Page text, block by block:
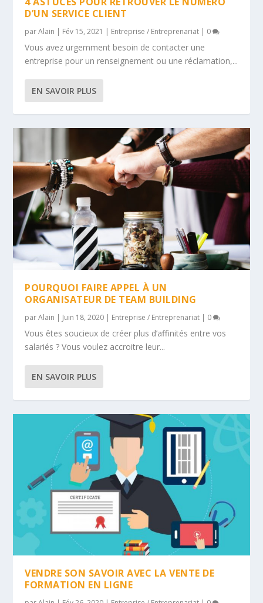
D’UN SERVICE CLIENT
parAlain | Fév 15, 2021 | Entreprise / Entreprenariat | 0
Vous avez urgemment besoin de contacter une
entreprise pour un renseignement ou une réclamation,...
EN SAVOIR PLUS
POURQUOI FAIRE APPEL À UN
ORGANISATEUR DE TEAM BUILDING
parAlain | Juin 18, 2020 | Entreprise / Entreprenariat | 0
Vous êtes soucieux de créer plus d’affinités entre vos
salariés ? Vous voulez accroitre leur...
EN SAVOIR PLUS
VENDRE SON SAVOIR AVEC LA VENTE DE
FORMATION EN LIGNE